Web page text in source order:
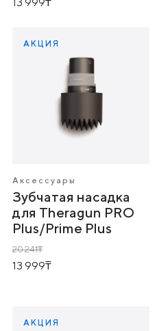
АКЦИЯ
Аксессуары
Зубчатая насадка
для Theragun PRO
Plus/Prime Plus
20 241
13 999
АКЦИЯ